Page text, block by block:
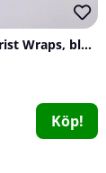
GASP Hardcore Wrist Wraps, black/green
Köp!